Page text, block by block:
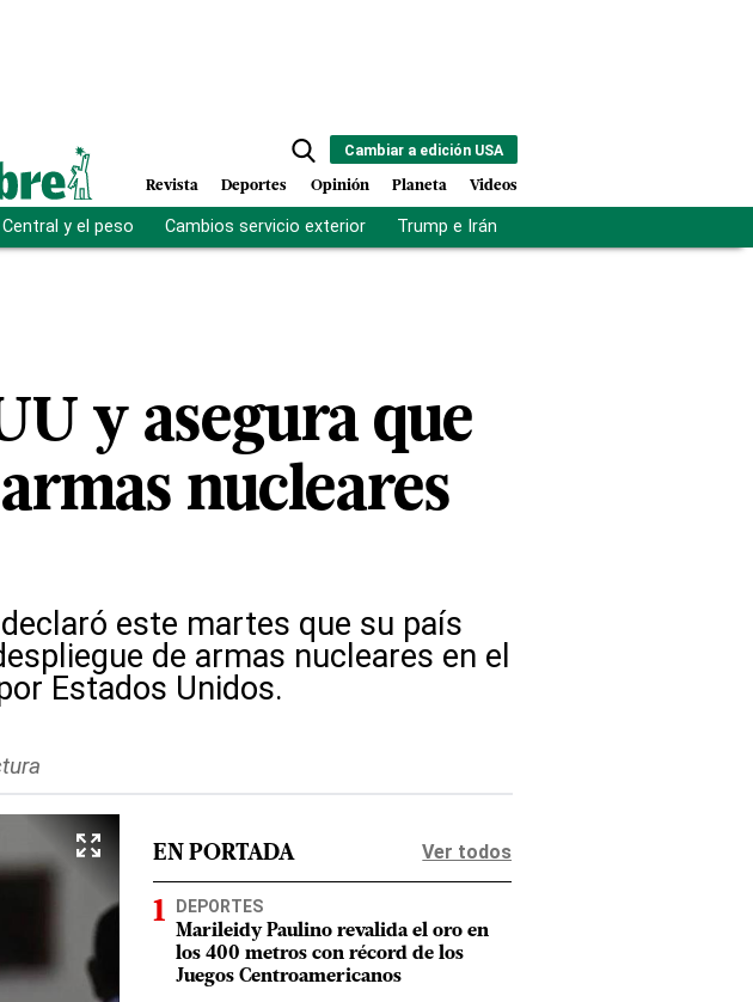
Cambiar a edición USA
Revista Deportes Opinión Planeta Videos
y el peso Cambios servicio exterior Trump e Irán
y asegura que
nucleares
este martes que su país
de armas nucleares en el
Estados Unidos.
EN PORTADA Ver todos
DEPORTES
Marileidy Paulino revalida el oro en
los 400 metros con récord de los
Juegos Centroamericanos